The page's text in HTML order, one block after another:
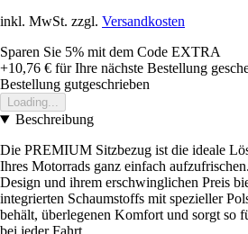
inkl. MwSt. zzgl. Versandkosten
Sparen Sie 5% mit dem Code EXTRA
+10,76 € für Ihre nächste Bestellung
Bestellung gutgeschrieben
Loading...
Beschreibung
Die PREMIUM Sitzbezug ist die ideale
Ihres Motorrads ganz einfach
Design und ihrem erschwinglichen Preis
integrierten Schaumstoffs mit spezieller
behält, überlegenen Komfort und sorgt so